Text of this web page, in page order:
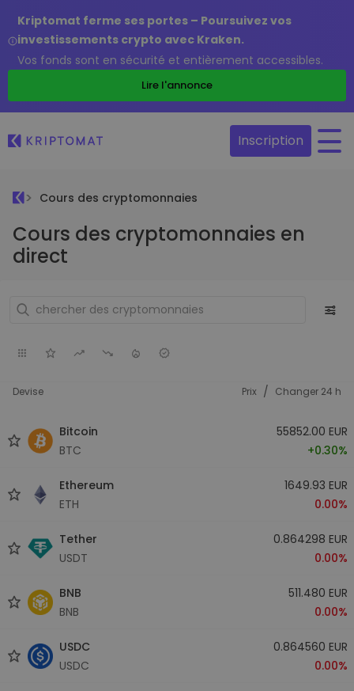
Kriptomat ferme ses portes – Poursuivez vos
investissements crypto avec Kraken.
Vos fonds sont en sécurité et entièrement accessibles.
Lire l'annonce
Inscription
Cours des cryptomonnaies
Cours des cryptomonnaies en
direct
Devise Prix / Changer 24 h
Bitcoin
BTC
55852.00 EUR
+0.30%
Ethereum
ETH
1649.93 EUR
0.00%
Tether
USDT
0.864298 EUR
0.00%
BNB
BNB
511.480 EUR
0.00%
USDC
USDC
0.864560 EUR
0.00%